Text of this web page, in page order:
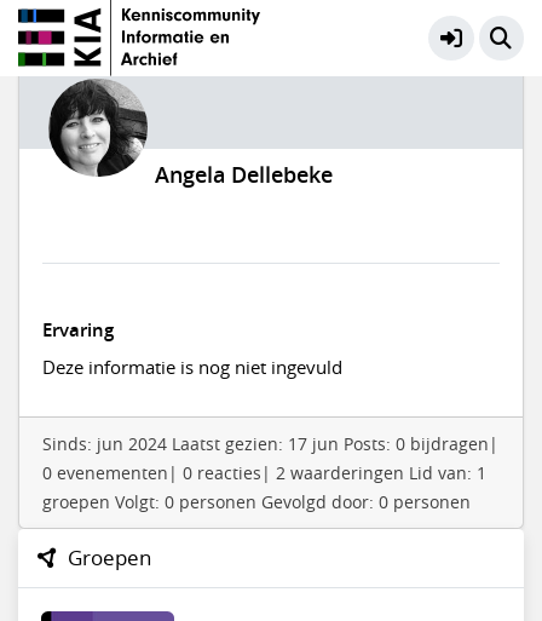
Angela Dellebeke
Ervaring
Deze informatie is nog niet ingevuld
Sinds: jun 2024 Laatst gezien: 17 jun Posts: 0 bijdragen|
0 evenementen| 0 reacties| 2 waarderingen Lid van: 1
groepen Volgt: 0 personen Gevolgd door: 0 personen
Groepen